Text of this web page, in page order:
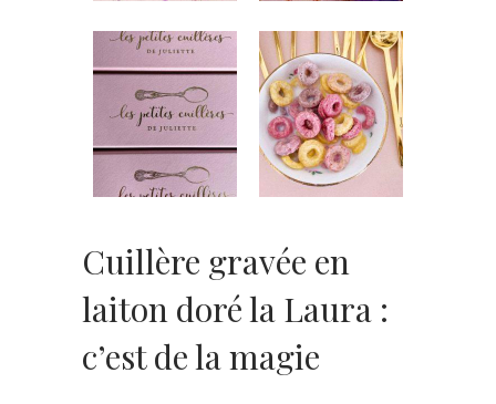
Cuillère gravée en
laiton doré la Laura :
c’est de la magie